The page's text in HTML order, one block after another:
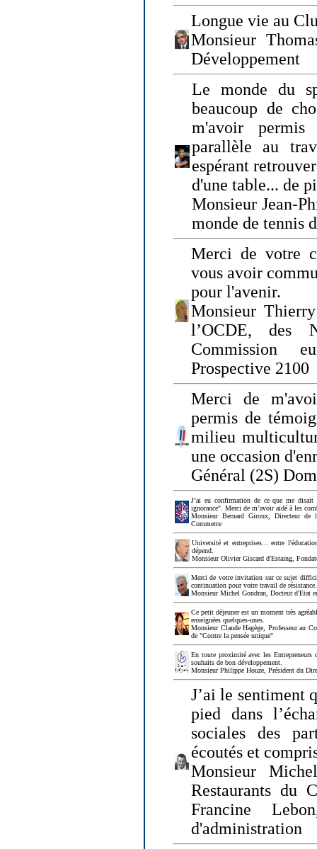
Longue vie au
Monsieur
Développement
Le monde du
beaucoup de
m'avoir
parallèle au
espérant
d'une table... de
Monsieur Jean-
monde de tennis
Merci de votre
vous avoir
pour l'avenir.
Monsieur
l’OCDE, des
Commission
Prospective 2100
Merci de
permis de
milieu
une occasion
Général (2S)
J’ai eu confirmation de ce que me disait
ignorance". Merci de m’avoir aidé à les
Monsieur Bernard Giroux, Directeur de
Commerce
Université et entreprises... entre
dépend.
Monsieur Olivier Giscard d'Estaing,
Merci de votre invitation sur ce sujet
continuation pour votre travail de
Monsieur Michel Gondran, Docteur d'Etat
Ce petit déjeuner est un moment très
enseignées quelques-unes.
Monsieur Claude Hagège, Professeur au
de "Contre la pensée unique"
En toute proximité avec les
souhaits de bon développement.
Monsieur Philippe Houze, Président du
J’ai le sentiment
pied dans
sociales des
écoutés et
Monsieur
Restaurants du
Francine
d'administration